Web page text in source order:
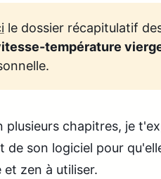
le dossier récapitulatif
température
plusieurs chapitres, je
de son logiciel pour
zen à utiliser.